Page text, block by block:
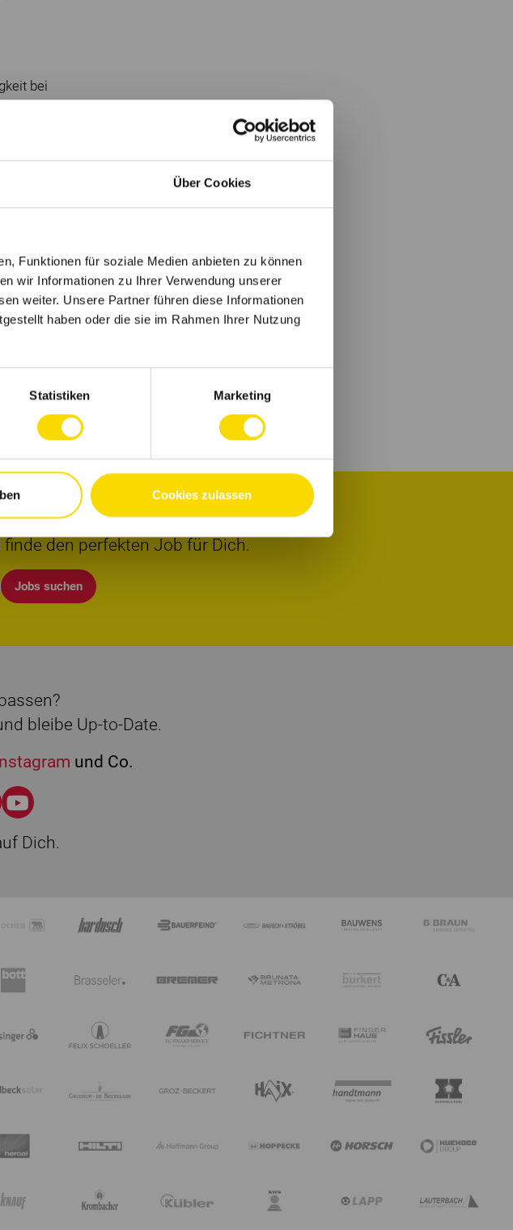
Über Cookies
Funktionen für soziale Medien anbieten zu können
wir Informationen zu Ihrer Verwendung unserer
weiter. Unsere Partner führen diese Informationen
haben oder die sie im Rahmen Ihrer Nutzung
Statistiken Marketing
Cookies zulassen
bei
gewonnen?
den perfekten Job für Dich.
Jobs suchen
bleibe Up-to-Date.
und Co.
Dich.